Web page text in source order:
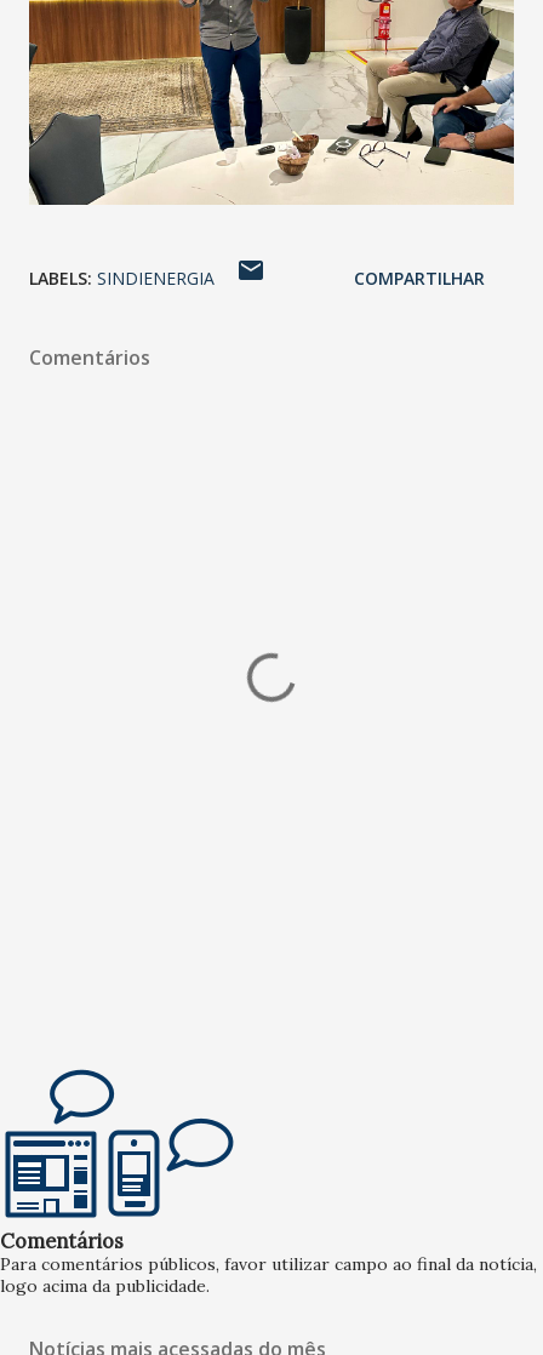
LABELS: SINDIENERGIA COMPARTILHAR
Comentários
Comentários
Para comentários públicos, favor utilizar campo ao final da notícia,
logo acima da publicidade.
Notícias mais acessadas do mês